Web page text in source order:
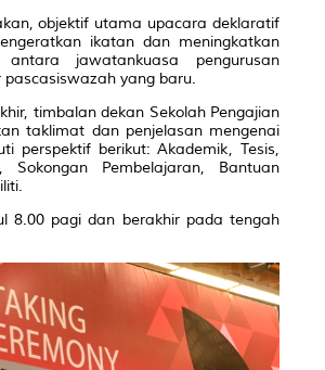
objektif utama upacara deklaratif
ikatan dan meningkatkan
jawatankuasa pengurusan
pascasiswazah yang baru.
timbalan dekan Sekolah Pengajian
taklimat dan penjelasan mengenai
perspektif berikut: Akademik, Tesis,
Sokongan Pembelajaran, Bantuan
8.00 pagi dan berakhir pada tengah